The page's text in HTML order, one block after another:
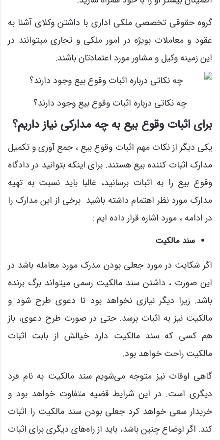
گروه حقوقی تخصصی ملکی اداری با داشتن وکلای آشنا به
عقود و معاملات بویژه در امور ملکی و تجاری میتوانند در
این زمینه وکیل و مشاور مورد اعتمادتان باشند.
چه نکاتی درباره اثبات وقوع بیع وجود دارند؟
برای اثبات وقوع بیع به چه مدارکی نیاز داریم؟
یکی دیگر از نکات مهم اثبات وقوع بیع ، جمع آوری و تکمیل
مدارک اثبات کننده بیع هستند. برای اینکه بتوانید در دادگاه
وقوع بیع را به اثبات برسانید، غالبا باید نسبت به تهیه
مدارک مورد نظر اهتمام داشته باشید برخی از این مدارک را
در ادامه ، مورد اشاره قرار داده ایم :
سند مالکیت
اگر شکایت در مورد جعلی بودن مدرک مورد معامله باشد در
این صورت ، داشتن سند مالکیت رسمی میتواند برگ برنده
باشد. زیرا دیگر نیازی نخواهد بود تا دعوی طرح شود و
مالکیت نیز به اثبات برسد. حتی در صورت طرح دعوی، باز
هم کسی که سند مالکیت دارد خیالش از بابت اثبات
مالکیت راحت خواهد بود.
گاهی اوقات نیز متوجه می‌شویم سند مالکیت به نام فرد
دیگری است. در این شرایط قضیه متفاوت خواهد بود و
خریدار سعی خواهد کرد جعلی بودن سند مالکیت را اثبات
کند. اگر اوضاع چنین باشد، باید از راه‌های دیگری برای اثبات